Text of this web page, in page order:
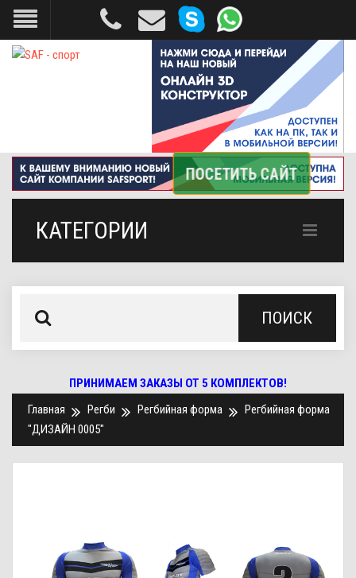
КАТЕГОРИИ
ПОИСК
ПРИНИМАЕМ ЗАКАЗЫ ОТ 5 КОМПЛЕКТОВ!
Главная
Регби Регбийная форма
Регбийная форма
"ДИЗАЙН 0005"